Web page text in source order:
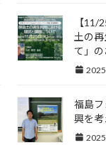
【11/
土の
て」
福島
興を